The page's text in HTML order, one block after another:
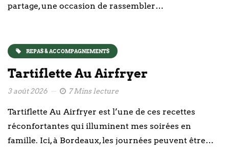
partage, une occasion de rassembler…
REPAS & ACCOMPAGNEMENTS
Tartiflette Au Airfryer
3 août 2026 7 Mins lecture
Tartiflette Au Airfryer est l’une de ces recettes
réconfortantes qui illuminent mes soirées en
famille. Ici, à Bordeaux, les journées peuvent être…